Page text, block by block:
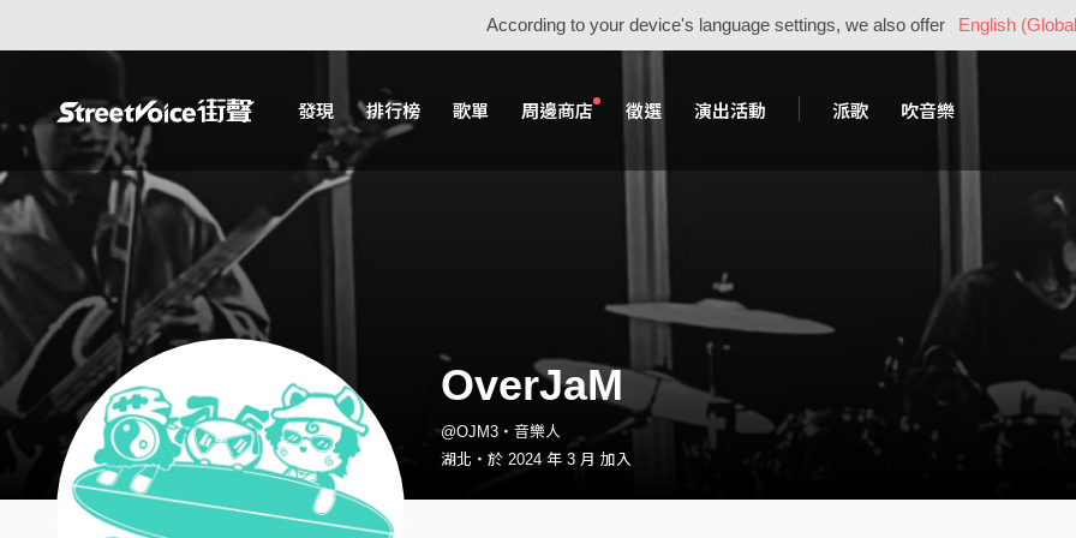
According to your device's language settings, we also offer English
發現 排行榜 歌單 周邊商店 徵選 演出活動 派歌 吹音樂
OverJaM
@OJM3・音樂人
湖北・於 2024 年 3 月 加入